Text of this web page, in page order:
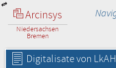
Arcinsys
Niedersachsen
Bremen
Digitalisate von